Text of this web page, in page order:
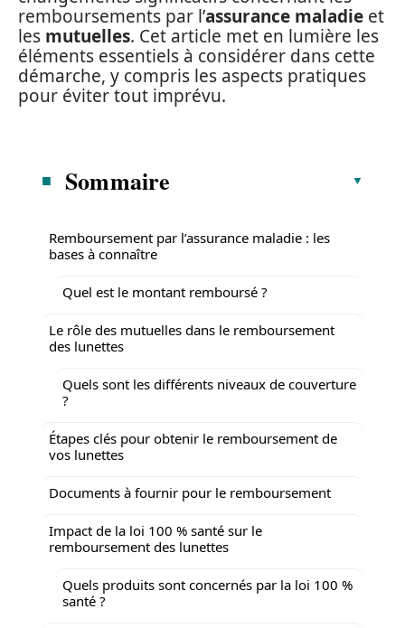
remboursements par l’assurance maladie et
les mutuelles. Cet article met en lumière les
éléments essentiels à considérer dans cette
démarche, y compris les aspects pratiques
pour éviter tout imprévu.
Sommaire
Remboursement par l’assurance maladie : les
bases à connaître
Quel est le montant remboursé ?
Le rôle des mutuelles dans le remboursement
des lunettes
Quels sont les différents niveaux de couverture
?
Étapes clés pour obtenir le remboursement de
vos lunettes
Documents à fournir pour le remboursement
Impact de la loi 100 % santé sur le
remboursement des lunettes
Quels produits sont concernés par la loi 100 %
santé ?